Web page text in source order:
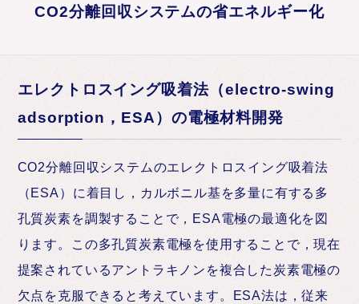
CO2分離回収システムの省エネルギー化
エレクトロスイング吸着法（electro-swing
adsorption，ESA）の電極材料開発
CO2分離回収システムのエレクトロスイング吸着法
（ESA）に着目し，カルボニル基を多量に有する多
孔質炭素を調製することで，ESA電極の最適化を図
ります。この多孔質炭素電極を使用することで，現在
提案されているアントラキノンを複合した炭素電極の
欠点を克服できると考えています。ESA法は，従来